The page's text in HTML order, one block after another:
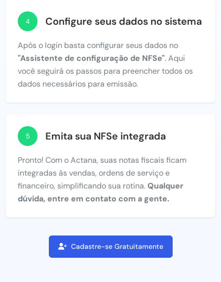
4 Configure seus dados no sistema
Após o login basta configurar seus dados no
"Assistente de configuração de NFSe". Aqui
você seguirá os passos para preencher todos os
dados necessários para emissão.
5 Emita sua NFSe integrada
Pronto! Com o Actana, suas notas fiscais ficam
integradas às vendas, ordens de serviço e
financeiro, simplificando sua rotina.Qualquer
dúvida, entre em contato com a gente.
Cadastre-se Gratuitamente